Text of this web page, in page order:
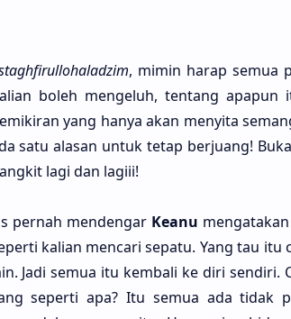
, mimin harap semua
boleh menge­luh, ten­tang
yang hanya akan menyi­ta
satu ala­san untuk tetap berju­ang!
lagi dan lagi­ii!
per­nah mende­ngar Keanu
kali­an menca­ri sepa­tu. Yang tau
Jadi semua itu kemba­li ke diri
seper­ti apa? Itu semua ada tidak